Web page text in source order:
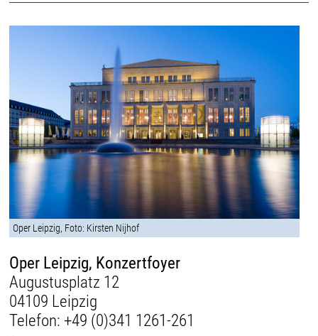
Oper Leipzig, Foto: Kirsten Nijhof
Oper Leipzig, Konzertfoyer
Augustusplatz 12
04109 Leipzig
Telefon: +49 (0)341 1261-261